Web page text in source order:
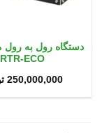
RTR-ECO
250,000,000